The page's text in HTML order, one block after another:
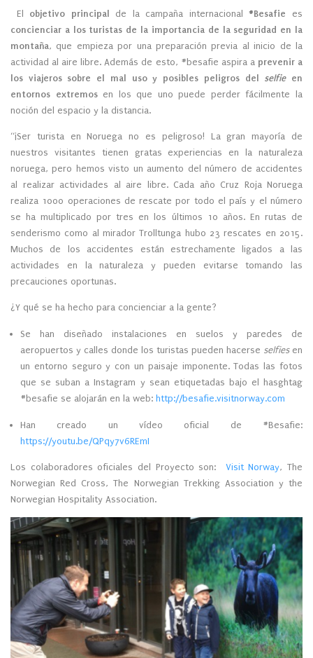
El objetivo principal de la campaña internacional#Besafie es
concienciar a los turistas de la importancia de la seguridad en la
montaña, que empieza por una preparación previa al inicio de la
actividad al aire libre. Además de esto, #besafie aspira a prevenir a
los viajeros sobre el mal uso y posibles peligros del selfie en
entornos extremos en los que uno puede perder fácilmente la
noción del espacio y la distancia.
“¡Ser turista en Noruega no es peligroso! La gran mayoría de
nuestros visitantes tienen gratas experiencias en la naturaleza
noruega, pero hemos visto un aumento del número de accidentes
al realizar actividades al aire libre. Cada año Cruz Roja Noruega
realiza 1000 operaciones de rescate por todo el país y el número
se ha multiplicado por tres en los últimos 10 años. En rutas de
senderismo como al mirador Trolltunga hubo 23 rescates en 2015.
Muchos de los accidentes están estrechamente ligados a las
actividades en la naturaleza y pueden evitarse tomando las
precauciones oportunas.
¿Y qué se ha hecho para concienciar a la gente?
Se han diseñado instalaciones en suelos y paredes de
aeropuertos y calles donde los turistas pueden hacerse selfiesen
un entorno seguro y con un paisaje imponente. Todas las fotos
que se suban a Instagram y sean etiquetadas bajo el hasghtag
#besafie se alojarán en la web: http://besafie.visitnorway.com
Han creado un vídeo oficial de #Besafie:
https://youtu.be/QPqy7v6REmI
Los colaboradores oficiales del Proyecto son: Visit Norway, The
Norwegian Red Cross, The Norwegian Trekking Association y the
Norwegian Hospitality Association.